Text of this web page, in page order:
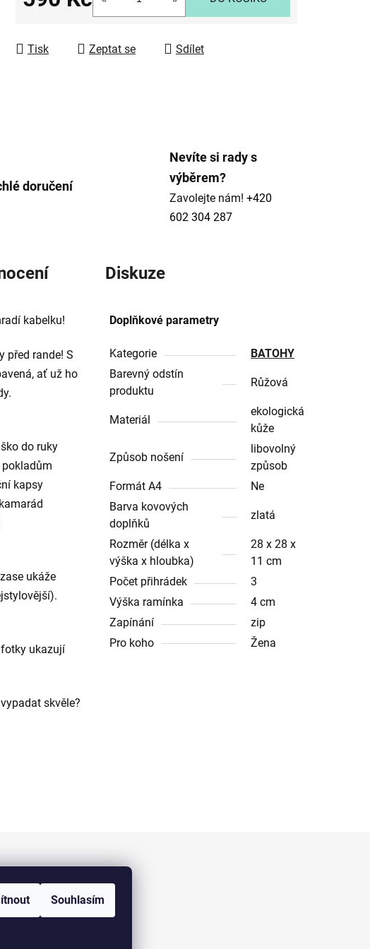
Souhlasím
hvězdiček.
Tisk Zeptat se Sdílet
doručení
Nevíte si rady s
výběrem?
Zavolejte nám! +420
602 304 287
Diskuze
kabelku!
před rande! S
ať už ho
do ruky
kapsy
ukáže
ukazují
skvěle?
Doplňkové parametry
Kategorie
BATOHY
Barevný odstín
produktu
Růžová
Materiál
ekologická
kůže
Způsob nošení
libovolný
způsob
Formát A4
Ne
Barva kovových
doplňků
zlatá
Rozměr (délka x
výška x hloubka)
28 x 28 x
11 cm
Počet přihrádek
3
Výška ramínka
4 cm
Zapínání
zip
Pro koho
Žena
Facebook